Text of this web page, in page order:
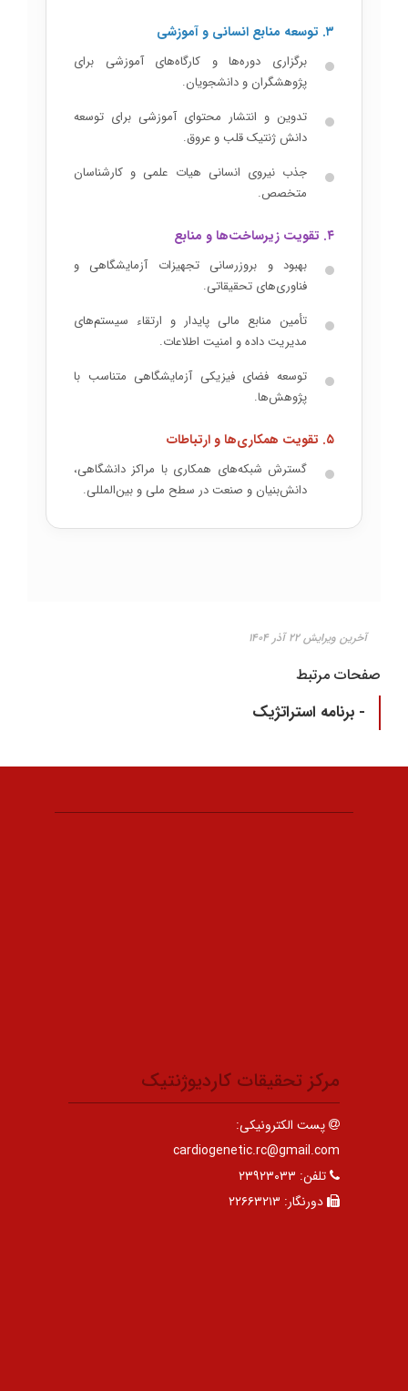
۳. توسعه منابع انسانی و آموزشی
برگزاری دوره‌ها و کارگاه‌های آموزشی برای
پژوهشگران و دانشجویان.
تدوین و انتشار محتوای آموزشی برای توسعه
دانش ژنتیک قلب و عروق.
جذب نیروی انسانی هیات علمی و کارشناسان
متخصص.
۴. تقویت زیرساخت‌ها و منابع
بهبود و بروزرسانی تجهیزات آزمایشگاهی و
فناوری‌های تحقیقاتی.
تأمین منابع مالی پایدار و ارتقاء سیستم‌های
مدیریت داده و امنیت اطلاعات.
توسعه فضای فیزیکی آزمایشگاهی متناسب با
پژوهش‌ها.
۵. تقویت همکاری‌ها و ارتباطات
گسترش شبکه‌های همکاری با مراکز دانشگاهی،
دانش‌بنیان و صنعت در سطح ملی و بین‌المللی.
آخرین ویرایش ۲۲ آذر ۱۴۰۴
صفحات مرتبط
- برنامه استراتژیک
مرکز تحقیقات کاردیوژنتیک
پست الکترونیکی:
cardiogenetic.rc@gmail.com
تلفن: ۲۳۹۲۳۰۳۳
دورنگار: ۲۲۶۶۳۲۱۳